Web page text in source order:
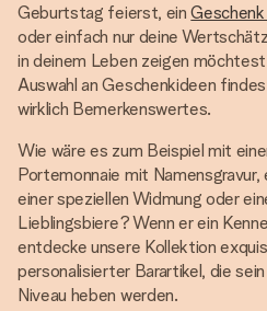
Geburtstag feierst, ein
oder einfach nur deine
in deinem Leben zeigen
Auswahl an Geschenkideen
wirklich Bemerkenswertes.
Wie wäre es zum Beispiel mit
Portemonnaie mit Namensgravur,
einer speziellen Widmung oder
Lieblingsbiere? Wenn er ein
entdecke unsere Kollektion
personalisierter Barartikel, die
Niveau heben werden.